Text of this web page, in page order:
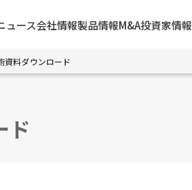
ュース会社情報製品情報M&A投資家情報
資料ダウンロード
ド